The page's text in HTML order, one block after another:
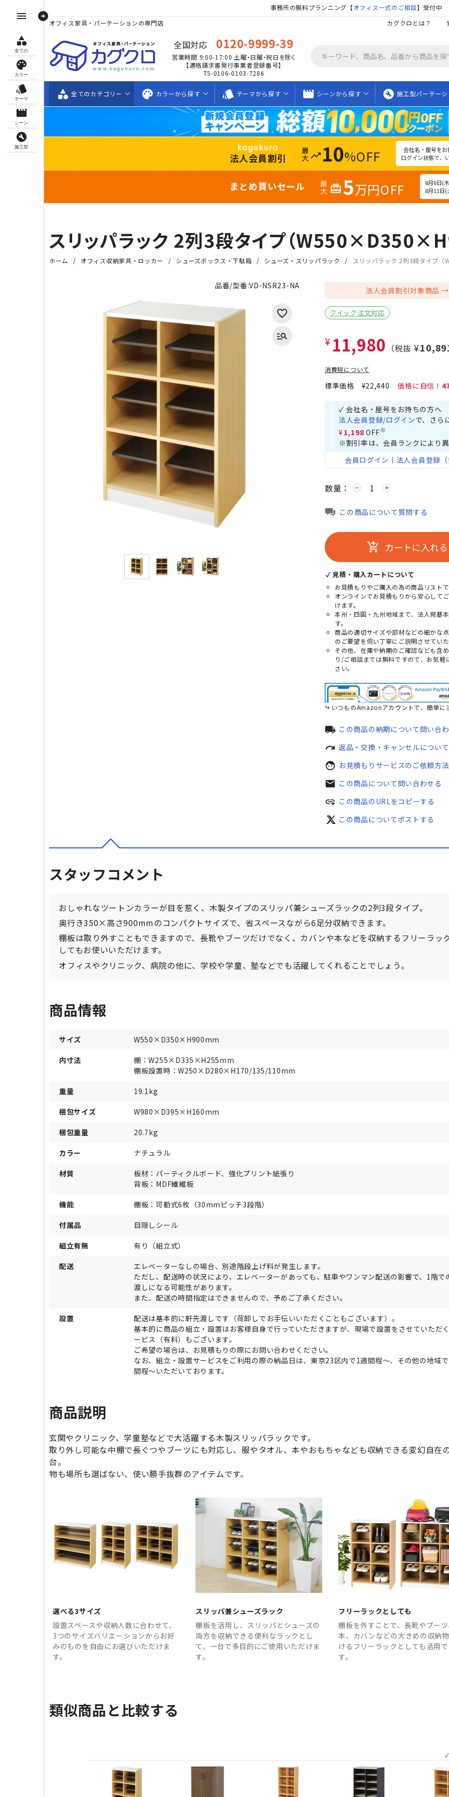
menu arrow_circle_right
category
全ての
palette
カラー
style
テーマ
movie_creation
シーン
build_circle
施工型
事務所の無料プランニング【オフィス一式のご相談】受付中
オフィス家具・パーテーションの専門店
カグクロとは？
全国対応 0120-9999-39
営業時間 9:00-17:00 土曜・日曜・祝日を除く
【適格請求書発行事業者登録番号】
T5-0106-0103-7286
category 全てのカテゴリー palette カラーから探す style テーマから探す movie_creation シーンから探す build_circle 施工型パーテー
法人会員割引 trending_up 10%OFF
会社名・屋号を
ログイン状態で、
まとめ買いセール redeem 5万円OFF
8月6日(
8月11日(
スリッパラック 2列3段タイプ（
ホーム オフィス収納家具・ロッカー シューズボックス・下駄箱 シューズ・スリッパラック スリッパラック 2列3段タイプ
品番/型番:VD-NSR23-NA 法人会員割引対象商品
クイック注文対応
¥ 11,980 （税抜
消費税について
標準価格 ¥22,440
✓ 会社名・屋号をお持ちの方へ
法人会員登録/ログインで、さら
¥1,198 OFF※
※割引率は、会員ランクにより異
会員ログイン ｜ 法人会員登録（
数量： remove add
この商品について質問する
add_shopping_cart カートに入れる
✓ 見積・購入カートについて
お見積もりやご購入の為の商品リストで
オンラインでお見積もりから安心して
けます。
本州・四国・九州地域まで、法人宛基
す。
商品の適切サイズや部材などの細かな
のご要望を伺い丁寧にご説明させていた
その他、在庫や納期のご確認なども含
り/ご相談までは無料ですので、お気軽
さい。
いつものAmazonアカウントで、簡単に
local_shipping この商品の納期について問い合
redo 返品・交換・キャンセルについて
face お見積もりサービスのご依頼方法
mail この商品について問い合わせる
add_link この商品のURLをコピーする
この商品についてポストする
スタッフコメント
おしゃれなツートンカラーが目を惹く、木製タイプのスリッパ兼シューズラックの2列3段タイプ。
奥行き350×高さ900mmのコンパクトサイズで、省スペースながら6足分収納できます。
棚板は取り外すこともできますので、長靴やブーツだけでなく、カバンや本などを収納するフリーラッ
してもお使いいただけます。
オフィスやクリニック、病院の他に、学校や学童、塾などでも活躍してくれることでしょう。
商品情報
サイズ W550×D350×H900mm
内寸法
棚：W255×D335×H255mm
棚板設置時：W250×D280×H170/135/110mm
重量 19.1kg
梱包サイズ W980×D395×H160mm
梱包重量 20.7kg
カラー ナチュラル
材質
板材：パーティクルボード、強化プリント紙張り
背板：MDF繊維板
機能 棚板：可動式6枚（30mmピッチ3段階）
付属品 目隠しシール
組立有無 有り（組立式）
配送
エレベーターなしの場合、別途階段上げ料が発生します。
ただし、配送時の状況により、エレベーターがあっても、駐車やワンマン配送の影響で、1階で
渡しになる可能性があります。
また、配送の時間指定はできませんので、予めご了承ください。
設置
配送は基本的に軒先渡しです（荷卸しでお手伝いいただくこともございます）。
基本的に商品の組立・設置はお客様自身で行っていただきますが、現場で設置をさせていただ
ービス（有料）もございます。
ご希望の場合は、お見積もりの際にお問い合わせください。
なお、組立・設置サービスをご利用の際の納品日は、東京23区内で1週間程～、その他の地域
間程～いただいております。
商品説明
玄関やクリニック、学童塾などで大活躍する木製スリッパラックです。
取り外し可能な中棚で長ぐつやブーツにも対応し、服やタオル、本やおもちゃなども収納できる変幻自在
台。
物も場所も選ばない、使い勝手抜群のアイテムです。
選べる3サイズ
設置スペースや収納人数に合わせて、
3つのサイズバリエーションからお好
みのものを自由にお選びいただけま
す。
スリッパ兼シューズラック
棚板を活用し、スリッパとシューズの
両方を収納できる便利なラックとし
て、一台で多目的にご使用いただけま
す。
フリーラックとしても
棚板を外すことで、長靴やブーツ
本、カバンなどの大きめの収納
けるフリーラックとしても活用
す。
類似商品と比較する